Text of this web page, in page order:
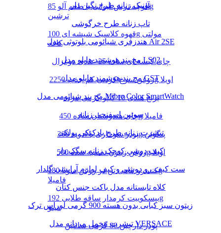
آلوچه ترش لیوانی با طعم آلو 85g
ترشین
قهوه کلاسیک شیشه ای 100g مولتی
کافه
چای کیسه ای ساده 25 عددی دوغزال
روغن سرخ کردنی کم جذب 2250g اویلا
برنج هندی 10 کیلو گرمی مژده
چای هندوستان ساده 450g فامیلا
پودر سوخاری با ادویه 300g پنگوئن
روغن زیتون تصفیه شده 500g اویلا
کنسرو ماهی تن در روغن سویا 180g
فامیلا
بیسکوییت کرمدار ساقه طلایی 192g
مینو
پودر دارچین 80 گرمی سانتین
تونیک زنانه طرح نگین دار
تاپ زنانه طرح خرگوشی
هندزفری شیائومی بلوتوثی مدل Air 2SE
مچ بند هوشمند هایلو مدل LS02
مچ بند هوشمند هایلو مدل GST
مچ بند شیائومی مدل Mibro Color SmartWatch
سوتین اسفنجی زنانه
تیشرت زنانه طرح بادکنکی پولکی
کیف دوشی کوچک زنانه سگک دار
ست کیف رو دوشی و کیف لوازم آرایشی گلدار
کلاه تابستانه مدل باکت جنس کتان
زیتون سبز کبابی بدون هسته 900 گرمی لوراس ترک
تیشرت مخمل مردانه مدل VERSACE